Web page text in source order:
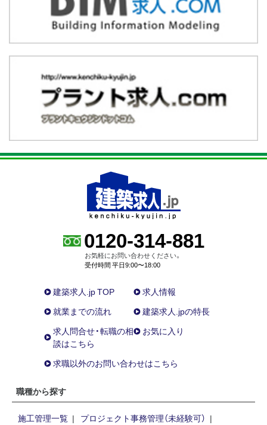
0120-314-881
お気軽にお問い合わせください。
受付時間 平日9:00〜18:00
建築求人.jp TOP
求人情報
就業までの流れ
建築求人.jpの特長
求人問合せ・転職の相
談はこちら
お気に入り
求職以外のお問い合わせはこちら
職種から探す
施工管理一覧 プロジェクト事務管理（未経験可）